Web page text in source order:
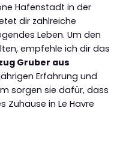
Hafenstadt in der
dir zahlreiche
Leben. Um den
empfehle ich dir das
Gruber aus
Erfahrung und
sorgen sie dafür, dass
Zuhause in Le Havre